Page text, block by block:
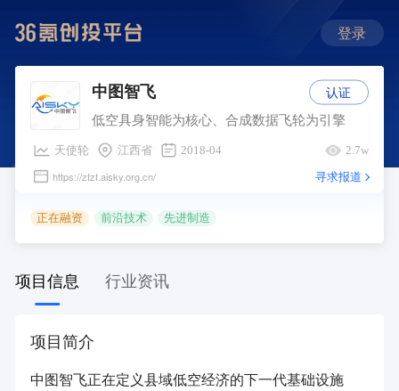
登录
中图智飞
低空具身智能为核心、合成数据飞轮为引擎
天使轮 江西省 2018-04 2.7w
https://ztzf.aisky.org.cn/ 寻求报道
正在融资 前沿技术 先进制造
认证
项目信息 行业资讯
项目简介
中图智飞正在定义县域低空经济的下一代基础设施